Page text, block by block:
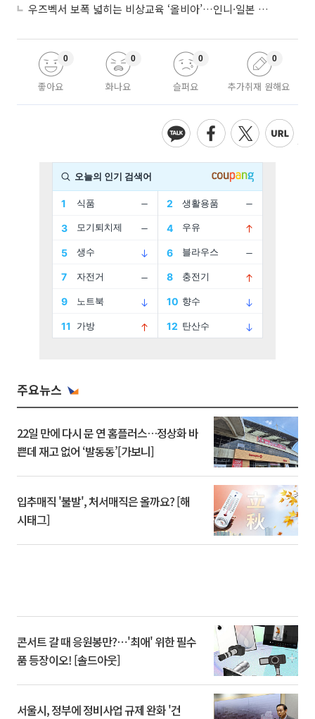
우즈벡서 보폭 넓히는 비상교육 ‘올비아’…인니·일본 진출 타진
좋아요
0
화나요
0
슬퍼요
0
추가취재 원해요
0
주요뉴스
22일 만에 다시 문 연 홈플러스…정상화 바
쁜데 재고 없어 ‘발동동’[가보니]
입추매직 '불발', 처서매직은 올까요? [해
시태그]
콘서트 갈 때 응원봉만?⋯'최애' 위한 필수
품 등장이오! [솔드아웃]
서울시, 정부에 정비사업 규제 완화 '건